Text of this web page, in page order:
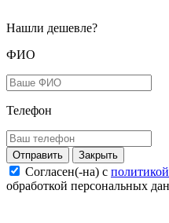
Нашли дешевле?
ФИО
Телефон
Закрыть
Согласен(-на) c
обработкой персональных